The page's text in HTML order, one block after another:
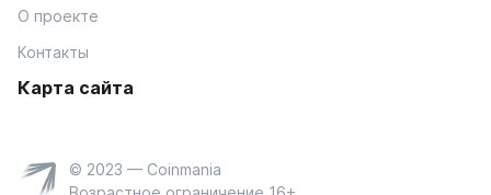
О проекте
Контакты
Карта сайта
© 2023 — Coinmania